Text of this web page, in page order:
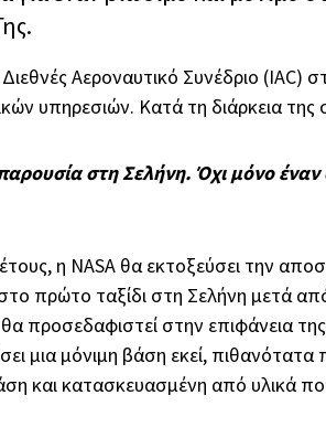
Αεροναυτικό Συνέδριο (IAC)
υπηρεσιών. Κατά τη διάρκεια
στη Σελήνη. Όχι μόνο
η NASA θα εκτοξεύσει την
πρώτο ταξίδι στη Σελήνη μετά
προσεδαφιστεί στην επιφάνεια
μια μόνιμη βάση εκεί, πιθανότατα
και κατασκευασμένη από υλικά